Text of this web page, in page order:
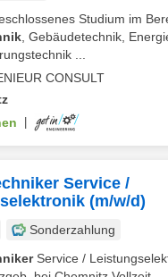
Studium im
, Gebäudetechnik,
...
CONSULT
Service /
(m/w/d)
Sonderzahlung
Service /